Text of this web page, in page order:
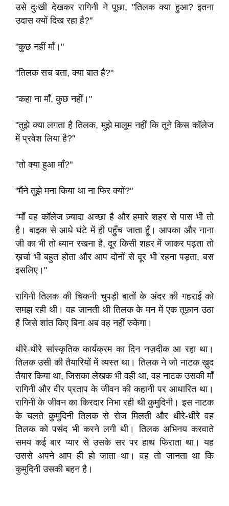
उसे दुःखी देखकर रागिनी ने पूछा, "तिलक क्या हुआ? इतना
उदास क्यों दिख रहा है?"
"कुछ नहीं माँ।"
"तिलक सच बता, क्या बात है?"
"कहा ना माँ, कुछ नहीं।"
"तुझे क्या लगता है तिलक, मुझे मालूम नहीं कि तूने किस कॉलेज
में प्रवेश लिया है?"
"तो क्या हुआ माँ?"
"मैंने तुझे मना किया था ना फिर क्यों?"
"माँ वह कॉलेज ज़्यादा अच्छा है और हमारे शहर से पास भी तो
है। बाइक से आधे घंटे में ही पहुँच जाता हूँ। आपका और नाना
जी का भी तो ध्यान रखना है, दूर किसी शहर में जाकर पढ़ता तो
ख़र्चा भी बहुत होता और आप दोनों से दूर भी रहना पड़ता, बस
इसलिए।"
रागिनी तिलक की चिकनी चुपड़ी बातों के अंदर की गहराई को
समझ रही थी। वह जानती थी तिलक के मन में एक तूफ़ान उठा
है जिसे शांत किए बिना अब वह नहीं रुकेगा।
धीरे-धीरे सांस्कृतिक कार्यक्रम का दिन नज़दीक आ रहा था।
तिलक उसी की तैयारियों में व्यस्त था। तिलक ने जो नाटक ख़ुद
तैयार किया था, जिसका लेखक भी वही था, वह नाटक उसकी माँ
रागिनी और वीर प्रताप के जीवन की कहानी पर आधारित था।
रागिनी के जीवन का किरदार निभा रही थी कुमुदिनी। इस नाटक
के चलते कुमुदिनी तिलक से रोज मिलती और धीरे-धीरे वह
तिलक को पसंद भी करने लगी थी। तिलक अभिनय करवाते
समय कई बार प्यार से उसके सर पर हाथ फिराता था। यह
उससे अपने आप ही हो जाता था। वह तो जानता था कि
कुमुदिनी उसकी बहन है।